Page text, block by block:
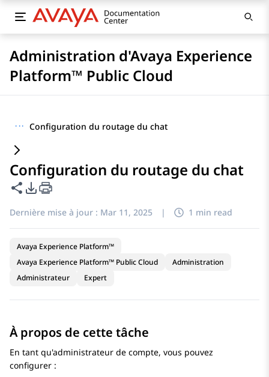
Administration d'Avaya Experience
Platform™ Public Cloud
··· Configuration du routage du chat
Configuration du routage du chat
Partager cette page
Options d'exportation PDF
Dernière mise à jour : Mar 11, 2025 | 1 min read
Avaya Experience Platform™
Avaya Experience Platform™ Public Cloud
Administration
Administrateur
Expert
À propos de cette tâche
En tant qu'administrateur de compte, vous pouvez
configurer :